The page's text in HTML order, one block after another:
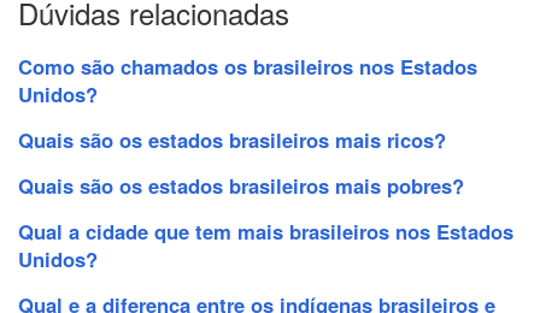
Dúvidas relacionadas
Como são chamados os brasileiros nos Estados
Unidos?
Quais são os estados brasileiros mais ricos?
Quais são os estados brasileiros mais pobres?
Qual a cidade que tem mais brasileiros nos Estados
Unidos?
Qual e a diferença entre os indígenas brasileiros e